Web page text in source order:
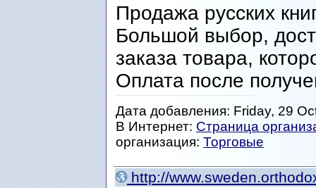
Продажа русских
Большой выбор,
заказа товара,
Оплата после
Дата добавления: Friday, 29
В Интернет: Страница
организация: Торговые
http://